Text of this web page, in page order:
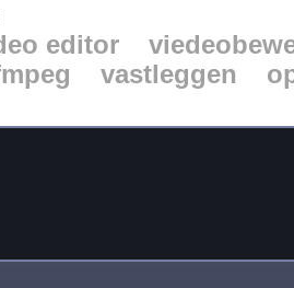
editor
vastleggen